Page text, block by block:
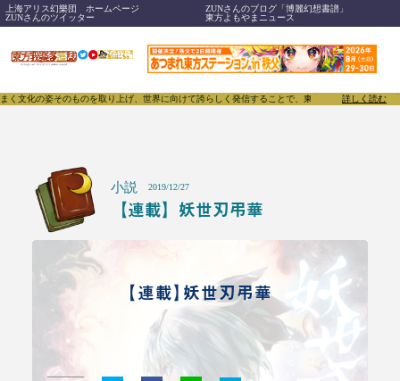
上海アリス幻樂団 ホームページ
ZUNさんのブログ「博麗幻想書譜」
ZUNさんのツイッター
東方よもやまニュース
のを取り上げ、世界に向けて誇らしく発信することで、東方Projectのみならず「同人文化」
詳しく読む
小説 2019/12/27
【連載】妖世刃弔華
【連載】妖世刃弔華